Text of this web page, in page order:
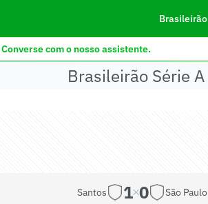
Brasileirão
Converse com o nosso assistente.
Brasileirão Série A
Santos 1 0 São Paulo